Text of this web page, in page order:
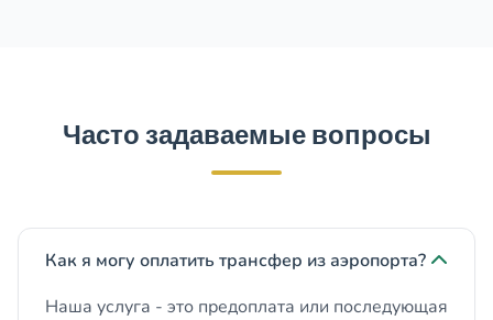
Часто задаваемые вопросы
Как я могу оплатить трансфер из аэропорта?
Наша услуга - это предоплата или последующая